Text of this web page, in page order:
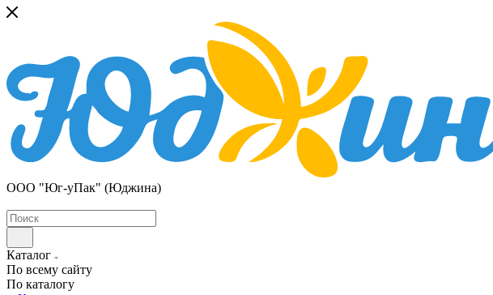
ООО "Юг-уПак" (Юджина)
Каталог
По всему сайту
По каталогу